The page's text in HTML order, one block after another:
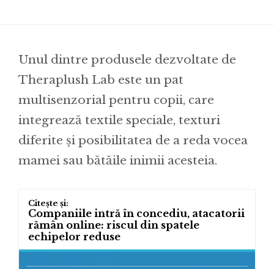
Unul dintre produsele dezvoltate de
Theraplush Lab este un pat
multisenzorial pentru copii, care
integrează textile speciale, texturi
diferite și posibilitatea de a reda vocea
mamei sau bătăile inimii acesteia.
Companiile intră în concediu, atacatorii
rămân online: riscul din spatele
echipelor reduse